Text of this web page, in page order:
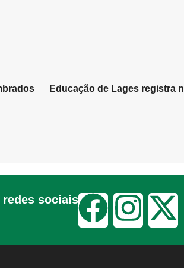
Educação de Lages registra
redes sociais